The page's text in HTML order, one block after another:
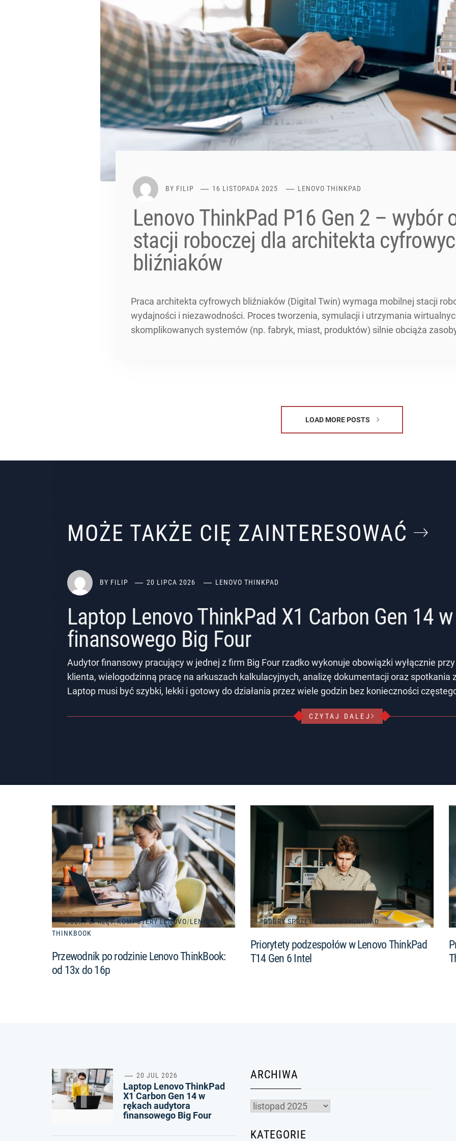
BY FILIP 16 LISTOPADA 2025 LENOVO THINKPAD
Lenovo ThinkPad P16 Gen 2 – wybór
stacji roboczej dla architekta
bliźniaków
Praca architekta cyfrowych bliźniaków (Digital Twin) wymaga mobilnej stacji
wydajności i niezawodności. Proces tworzenia, symulacji i utrzymania
skomplikowanych systemów (np. fabryk, miast, produktów) silnie obciąża
LOAD MORE POSTS
MOŻE TAKŻE CIĘ ZAINTERESOWAĆ
BY FILIP 20 LIPCA 2026 LENOVO THINKPAD
Laptop Lenovo ThinkPad X1 Carbon Gen 14
finansowego Big Four
Audytor finansowy pracujący w jednej z firm Big Four rzadko wykonuje obowiązki wyłącznie
klienta, wielogodzinną pracę na arkuszach kalkulacyjnych, analizę dokumentacji oraz spotkania
Laptop musi być szybki, lekki i gotowy do działania przez wiele godzin bez konieczności
CZYTAJ DALEJ
DOBRY SPRZĘT/KOMPUTERY LENOVO/LENOVO
THINKBOOK
Przewodnik po rodzinie Lenovo ThinkBook:
od 13x do 16p
DOBRY SPRZĘT/LENOVO THINKPAD
Priorytety podzespołów w Lenovo ThinkPad
T14 Gen 6 Intel
1 20 JUL 2026
Laptop Lenovo ThinkPad
X1 Carbon Gen 14 w
rękach audytora
finansowego Big Four
ARCHIWA
Archiwa
KATEGORIE